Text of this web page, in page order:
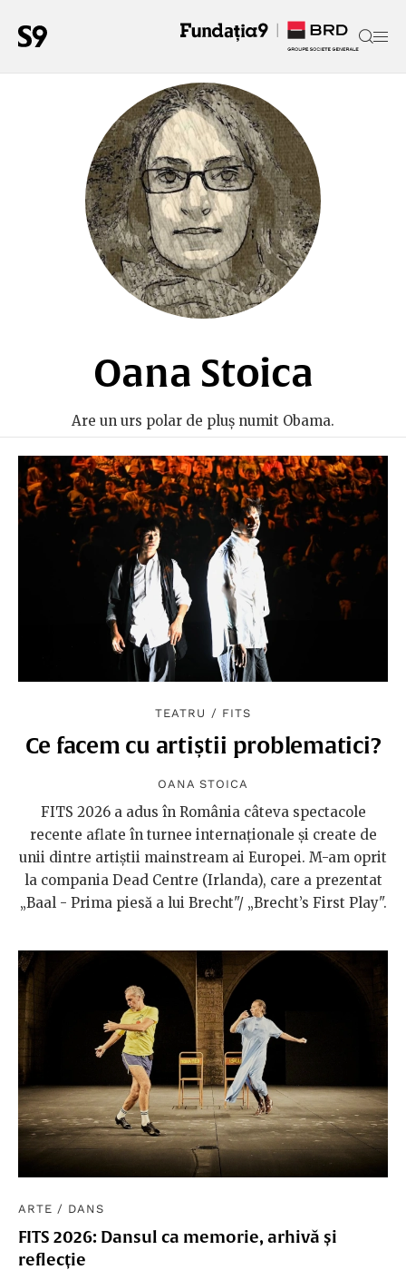
Oana Stoica
Are un urs polar de pluş numit Obama.
TEATRU / FITS
Ce facem cu artiștii problematici?
OANA STOICA
FITS 2026 a adus în România câteva spectacole
recente aflate în turnee internaționale și create de
unii dintre artiștii mainstream ai Europei. M-am oprit
la compania Dead Centre (Irlanda), care a prezentat
„Baal - Prima piesă a lui Brecht"/ „Brecht’s First Play".
ARTE / DANS
FITS 2026: Dansul ca memorie, arhivă și
reflecție